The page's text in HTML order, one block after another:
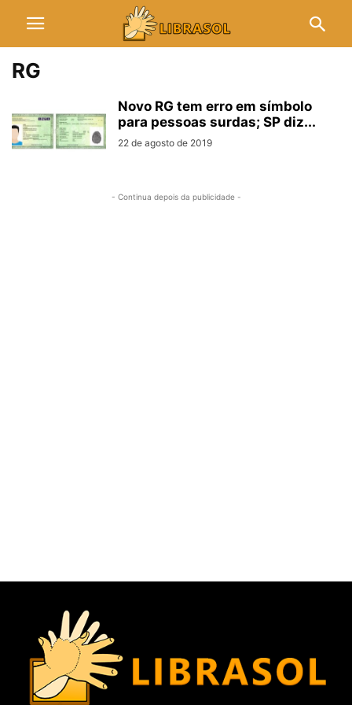
RG
Novo RG tem erro em símbolo
para pessoas surdas; SP diz...
22 de agosto de 2019
- Continua depois da publicidade -